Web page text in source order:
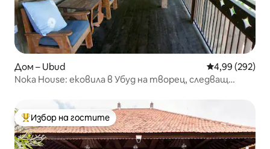
Дом – Ubud Средна
4,99 (292)
Noka House: ековила в Убуд на творец, следващ
Най-популярен избор на гостите
Избор на гостите